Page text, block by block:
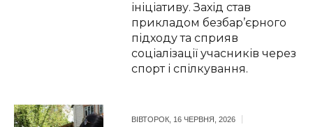
ініціативу. Захід став
прикладом безбар’єрного
підходу та сприяв
соціалізації учасників через
спорт і спілкування.
ВІВТОРОК, 16 ЧЕРВНЯ, 2026